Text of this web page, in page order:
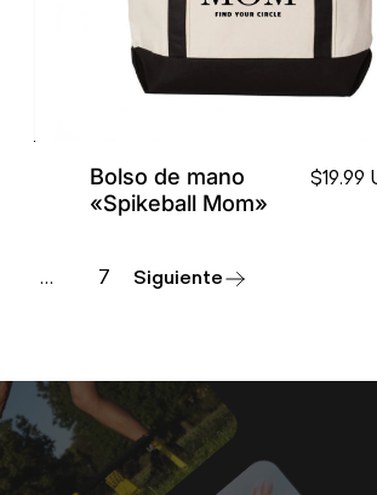
Bolso de mano
«Spikeball Mom»
$19.99
… 7 Siguiente